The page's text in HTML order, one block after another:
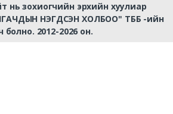
нь зохиогчийн эрхийн хуулиар
НЭГДСЭН ХОЛБОО" ТББ -ийн
болно. 2012-2026 он.